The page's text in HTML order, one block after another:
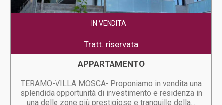
IN VENDITA
Tratt. riservata
APPARTAMENTO
TERAMO-VILLA MOSCA- Proponiamo in vendita una
splendida opportunità di investimento e residenza in
una delle zone più prestigiose e tranquille della...